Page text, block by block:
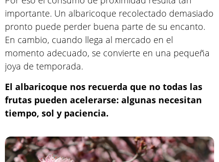
importante. Un albaricoque recolectado demasiado
pronto puede perder buena parte de su encanto.
En cambio, cuando llega al mercado en el
momento adecuado, se convierte en una pequeña
joya de temporada.
El albaricoque nos recuerda que no todas las
frutas pueden acelerarse: algunas necesitan
tiempo, sol y paciencia.